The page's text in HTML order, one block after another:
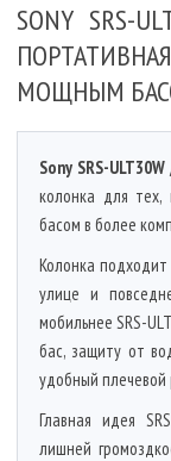
SONY SRS-
МОЩНЫМ
Sony SRS-
колонка для
басом в более
Колонка
улице и
мобильнее SRS-
бас, защиту от
удобный плечевой
Главная идея
лишней